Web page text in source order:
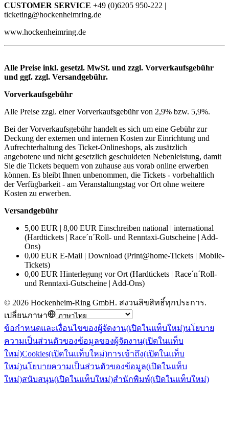
CUSTOMER SERVICE +49 (0)6205 950-222 |
ticketing@hockenheimring.de
www.hockenheimring.de
Alle Preise inkl. gesetzl. MwSt. und zzgl. Vorverkaufsgebühr
und ggf. zzgl. Versandgebühr.
Vorverkaufsgebühr
Alle Preise zzgl. einer Vorverkaufsgebühr von 2,9% bzw. 5,9%.
Bei der Vorverkaufsgebühr handelt es sich um eine Gebühr zur
Deckung der externen und internen Kosten zur Einrichtung und
Aufrechterhaltung des Ticket-Onlineshops, als zusätzlich
angebotene und nicht gesetzlich geschuldeten Nebenleistung, damit
Sie die Tickets bequem von zuhause aus vorab online erwerben
können. Es bleibt Ihnen unbenommen, die Tickets - vorbehaltlich
der Verfügbarkeit - am Veranstaltungstag vor Ort ohne weitere
Kosten zu erwerben.
Versandgebühr
5,00 EUR | 8,00 EUR Einschreiben national | international
(Hardtickets | Race´n´Roll- und Renntaxi-Gutscheine | Add-
Ons)
0,00 EUR E-Mail | Download (Print@home-Tickets | Mobile-
Tickets)
0,00 EUR Hinterlegung vor Ort (Hardtickets | Race´n´Roll-
und Renntaxi-Gutscheine | Add-Ons)
© 2026 Hockenheim-Ring GmbH. สงวนลิขสิทธิ์ทุกประการ.
เปลี่ยนภาษา
ข้อกำหนดและเงื่อนไขของผู้จัดงาน(เปิดในแท็บใหม่)นโยบาย
ความเป็นส่วนตัวของข้อมูลของผู้จัดงาน(เปิดในแท็บ
ใหม่)Cookies(เปิดในแท็บใหม่)การเข้าถึง(เปิดในแท็บ
ใหม่)นโยบายความเป็นส่วนตัวของข้อมูล(เปิดในแท็บ
ใหม่)สนับสนุน(เปิดในแท็บใหม่)สำนักพิมพ์(เปิดในแท็บใหม่)